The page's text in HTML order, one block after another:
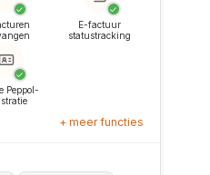
✓
✓
E-factuur
statustracking
✓
Peppol-
+ meer functies